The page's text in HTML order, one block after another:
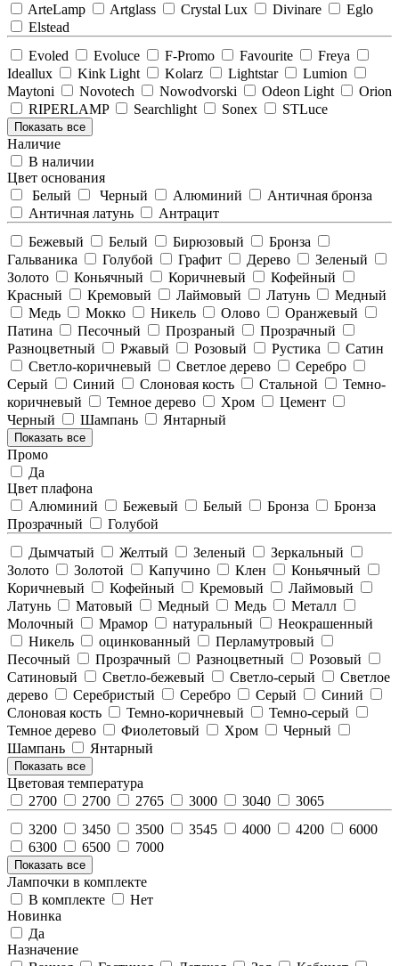
ArteLamp
Artglass Crystal Lux Divinare
Eglo
Elstead
Evoled
Evoluce F-Promo Favourite
Freya
Ideallux
Kink Light Kolarz Lightstar
Lumion
Maytoni
Novotech Nowodvorski Odeon Light
Orion
RIPERLAMP
Searchlight Sonex STLuce
Показать все
Наличие
В наличии
Цвет основания
Белый
Черный Алюминий
Античная бронза
Античная латунь
Антрацит
Бежевый
Белый Бирюзовый
Бронза
Гальваника
Голубой Графит Дерево
Зеленый
Золото
Коньячный Коричневый
Кофейный
Красный
Кремовый Лаймовый Латунь
Медный
Медь
Мокко Никель Олово
Оранжевый
Патина
Песочный Прозраный
Прозрачный
Разноцветный
Ржавый Розовый Рустика
Сатин
Светло-коричневый
Светлое дерево
Серебро
Серый
Синий Слоновая кость Стальной
Темно-
коричневый
Темное дерево Хром
Цемент
Черный
Шампань Янтарный
Показать все
Промо
Да
Цвет плафона
Алюминий
Бежевый Белый Бронза
Бронза
Прозрачный
Голубой
Дымчатый
Желтый Зеленый
Зеркальный
Золото
Золотой Капучино Клен
Коньячный
Коричневый
Кофейный Кремовый
Лаймовый
Латунь
Матовый Медный Медь
Металл
Молочный
Мрамор натуральный
Неокрашенный
Никель
оцинкованный
Перламутровый
Песочный
Прозрачный Разноцветный
Розовый
Сатиновый
Светло-бежевый Светло-серый
Светлое
дерево
Серебристый Серебро Серый
Синий
Слоновая кость
Темно-коричневый
Темно-серый
Темное дерево
Фиолетовый Хром
Черный
Шампань
Янтарный
Показать все
Цветовая температура
2700
2700 2765 3000 3040
3065
3200
3450 3500 3545 4000 4200
6000
6300
6500 7000
Показать все
Лампочки в комплекте
В комплекте
Нет
Новинка
Да
Назначение